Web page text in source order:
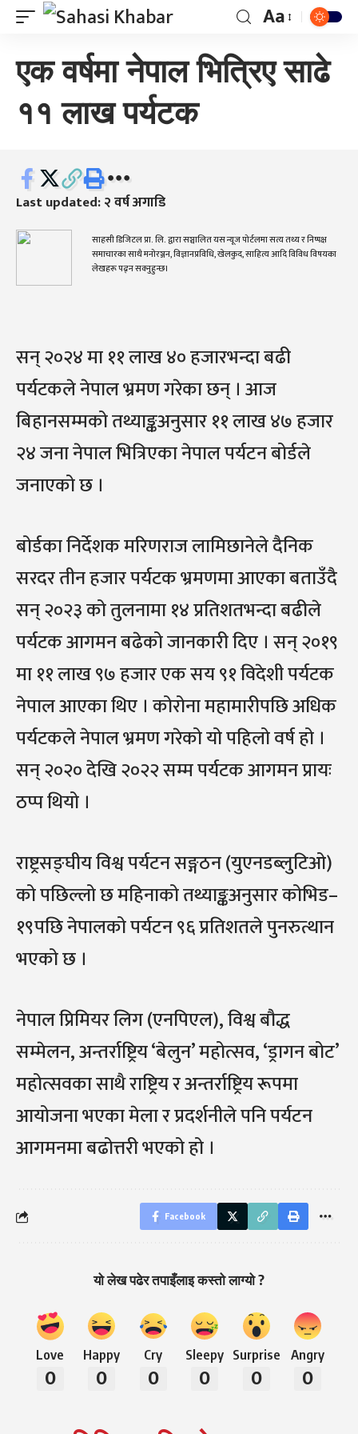
Aa
एक वर्षमा नेपाल भित्रिए साढे
११ लाख पर्यटक
Last updated: २ वर्ष अगाडि
साहसी डिजिटल प्रा. लि. द्वारा सञ्चालित यस न्यूज पोर्टलमा सत्य तथ्य र निष्पक्ष
समाचारका साथै मनोरञ्जन, विज्ञानप्रविधि, खेलकुद, साहित्य आदि विविध विषयका
लेखहरू पढ्न सक्नुहुन्छ।
सन् २०२४ मा ११ लाख ४० हजारभन्दा बढी
पर्यटकले नेपाल भ्रमण गरेका छन् । आज
बिहानसम्मको तथ्याङ्कअनुसार ११ लाख ४७ हजार
२४ जना नेपाल भित्रिएका नेपाल पर्यटन बोर्डले
जनाएको छ ।
बोर्डका निर्देशक मरिणराज लामिछानेले दैनिक
सरदर तीन हजार पर्यटक भ्रमणमा आएका बताउँदै
सन् २०२३ को तुलनामा १४ प्रतिशतभन्दा बढीले
पर्यटक आगमन बढेको जानकारी दिए । सन् २०१९
मा ११ लाख ९७ हजार एक सय ९१ विदेशी पर्यटक
नेपाल आएका थिए । कोरोना महामारीपछि अधिक
पर्यटकले नेपाल भ्रमण गरेको यो पहिलो वर्ष हो ।
सन् २०२० देखि २०२२ सम्म पर्यटक आगमन प्रायः
ठप्प थियो ।
राष्ट्रसङ्घीय विश्व पर्यटन सङ्गठन (युएनडब्लुटिओ)
को पछिल्लो छ महिनाको तथ्याङ्कअनुसार कोभिड–
१९पछि नेपालको पर्यटन ९६ प्रतिशतले पुनरुत्थान
भएको छ ।
नेपाल प्रिमियर लिग (एनपिएल), विश्व बौद्ध
सम्मेलन, अन्तर्राष्ट्रिय ‘बेलुन’ महोत्सव, ‘ड्रागन बोट’
महोत्सवका साथै राष्ट्रिय र अन्तर्राष्ट्रिय रूपमा
आयोजना भएका मेला र प्रदर्शनीले पनि पर्यटन
आगमनमा बढोत्तरी भएको हो ।
Facebook
यो लेख पढेर तपाइँलाइ कस्तो लाग्यो ?
Love
0
Happy
0
Cry
0
Sleepy
0
Surprise
0
Angry
0